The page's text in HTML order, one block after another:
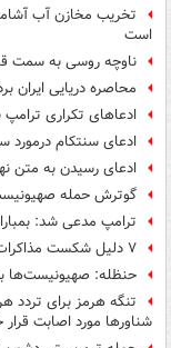
تخریب مخازن آب
است
ناوچه روسی به سمت
محاصره دریایی ایران
ادعاهای تکراری ترامپ
ادعای سنتکام درمورد
ادعای رسیدن به متن
گوترش حمله
ترامپ مدعی شد:
۷ دلیل شکست مذاکرات مستقیم لبنان و رژیم صهیونیستی کدامند؟
حنظله: صهیونیست‌ها
تنگه هرمز برای تردد
شناورها مورد اصابت